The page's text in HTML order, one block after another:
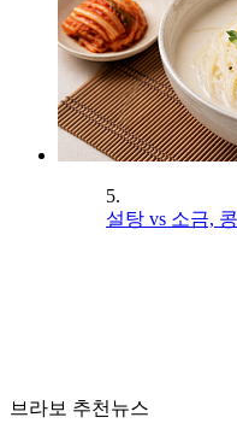
5.
설탕 vs 소금,
브라보 추천뉴스